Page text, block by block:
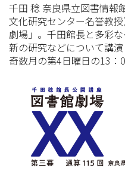
千田 稔 奈良県立図書情報
文化研究センター名誉教
劇場」。千田館長と多彩
新の研究などについて講演
奇数月の第4日曜日の13：